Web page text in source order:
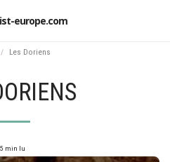
europe.com
Les Doriens
5 min lu